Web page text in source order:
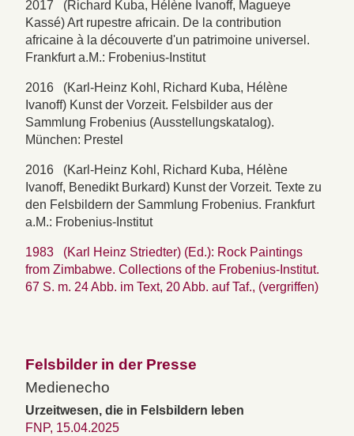
2017 (Richard Kuba, Hélène Ivanoff, Magueye
Kassé) Art rupestre africain. De la contribution
africaine à la découverte d'un patrimoine universel.
Frankfurt a.M.: Frobenius-Institut
2016 (Karl-Heinz Kohl, Richard Kuba, Hélène
Ivanoff) Kunst der Vorzeit. Felsbilder aus der
Sammlung Frobenius (Ausstellungskatalog).
München: Prestel
2016 (Karl-Heinz Kohl, Richard Kuba, Hélène
Ivanoff, Benedikt Burkard) Kunst der Vorzeit. Texte zu
den Felsbildern der Sammlung Frobenius. Frankfurt
a.M.: Frobenius-Institut
1983 (Karl Heinz Striedter) (Ed.): Rock Paintings
from Zimbabwe. Collections of the Frobenius-Institut.
67 S. m. 24 Abb. im Text, 20 Abb. auf Taf., (vergriffen)
Felsbilder in der Presse
Medienecho
Urzeitwesen, die in Felsbildern leben
FNP, 15.04.2025